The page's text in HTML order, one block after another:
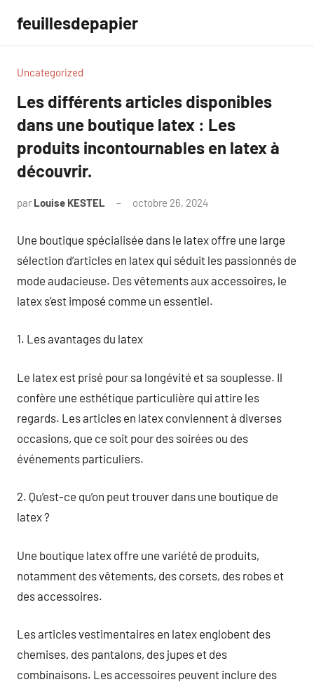
contenu
feuillesdepapier
Uncategorized
Les différents articles disponibles
dans une boutique latex : Les
produits incontournables en latex à
découvrir.
par Louise KESTEL octobre 26, 2024
Une boutique spécialisée dans le latex offre une large
sélection d’articles en latex qui séduit les passionnés de
mode audacieuse. Des vêtements aux accessoires, le
latex s’est imposé comme un essentiel.
1. Les avantages du latex
Le latex est prisé pour sa longévité et sa souplesse. Il
confère une esthétique particulière qui attire les
regards. Les articles en latex conviennent à diverses
occasions, que ce soit pour des soirées ou des
événements particuliers.
2. Qu’est-ce qu’on peut trouver dans une boutique de
latex ?
Une boutique latex offre une variété de produits,
notamment des vêtements, des corsets, des robes et
des accessoires.
Les articles vestimentaires en latex englobent des
chemises, des pantalons, des jupes et des
combinaisons. Les accessoires peuvent inclure des